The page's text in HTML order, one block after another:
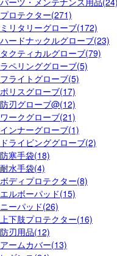
プロテクター(271)
ミリタリーグローブ(172)
ハードナックルグローブ(23)
タクティカルグローブ(79)
ラペリンググローブ(5)
フライトグローブ(5)
ポリスグローブ(17)
防刃グローブ@(12)
ワークグローブ(21)
インナーグローブ(1)
ドライビンググローブ(2)
防寒手袋(18)
耐水手袋(4)
ボディプロテクター(8)
エルボーパッド(15)
ニーパッド(26)
上下肢プロテクター(16)
防刃用品(12)
アームカバー(13)